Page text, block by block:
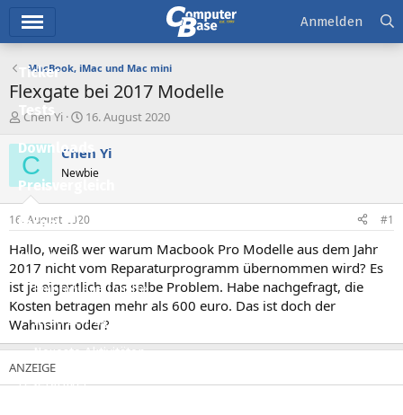
Ticker
Tests
Downloads
Preisvergleich
Forum
Aktuelles
Empfohlene Inhalte
Neue Beiträge
Neueste Aktivitäten
Leserartikel
Anmelden
MacBook, iMac und Mac mini
Flexgate bei 2017 Modelle
E
s
t
e
e
r
Chen Yi
E
s
t
e
l
t
a
16. August 2020
C Chen Yi
Newbie
16. August 2020 #1
Hallo, weiß wer warum Macbook Pro Modelle aus dem Jahr
2017 nicht vom Reparaturprogramm übernommen wird? Es
ist ja eigentlich das selbe Problem. Habe nachgefragt, die
Kosten betragen mehr als 600 euro. Das ist doch der
Wahnsinn oder?